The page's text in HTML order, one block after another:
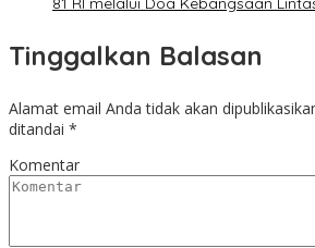
Tinggalkan Balasan
Alamat email Anda tidak akan
ditandai *
Komentar